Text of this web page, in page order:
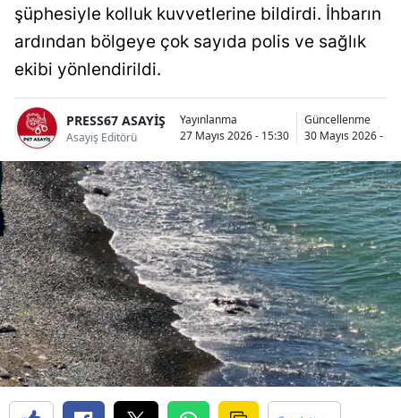
şüphesiyle kolluk kuvvetlerine bildirdi. İhbarın
ardından bölgeye çok sayıda polis ve sağlık
ekibi yönlendirildi.
PRESS67 ASAYİŞ
Asayiş Editörü
Yayınlanma
27 Mayıs 2026 - 15:30
Güncellenme
30 Mayıs 2026 -